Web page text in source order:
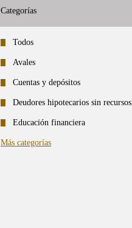
Categorías
Todos
Avales
Cuentas y depósitos
Deudores hipotecarios sin recursos
Educación financiera
Más categorías